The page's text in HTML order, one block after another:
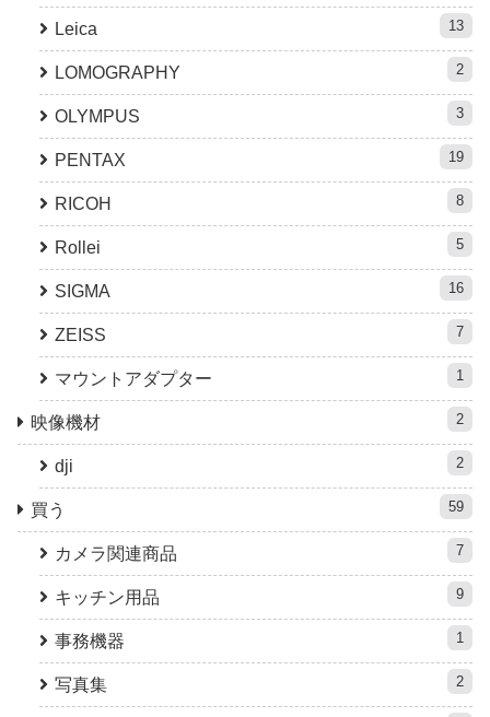
Leica 13
LOMOGRAPHY 2
OLYMPUS 3
PENTAX 19
RICOH 8
Rollei 5
SIGMA 16
ZEISS 7
マウントアダプター 1
映像機材 2
dji 2
買う 59
カメラ関連商品 7
キッチン用品 9
事務機器 1
写真集 2